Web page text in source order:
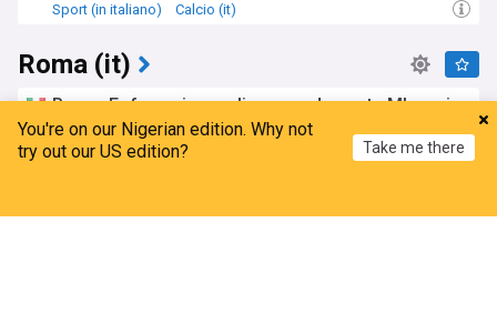
Sport (in italiano)
Calcio (it)
Roma (it)
Roma, Fofana si complica: prende quota Mbaye in
prestito dal PSG
Tutto Mercato Web 3h
You're on our Nigerian edition. Why not
try out our US edition?
Take me there